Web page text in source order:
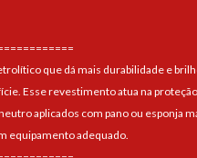
que dá mais durabilidade e
Esse revestimento atua na
aplicados com pano ou esponja
equipamento adequado.